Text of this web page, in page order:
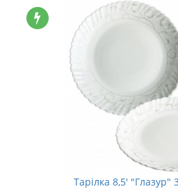
Тарілка 8,5' "Глазур"